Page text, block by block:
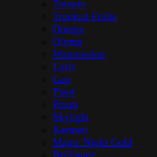
Tomato
Tropical Fruits
Omega
Olymp
Watermelon
Loris
Gap
Plant
Prism
Skylight
Karmen
Magic Night Gold
Brilliance